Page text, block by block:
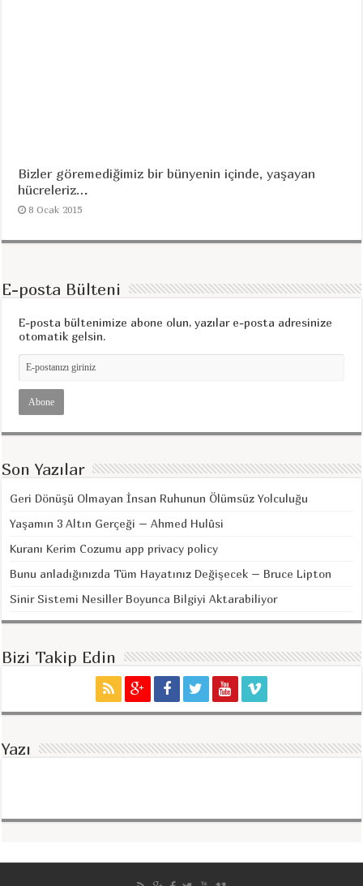
Bizler göremediğimiz bir bünyenin içinde, yaşayan
hücreleriz…
8 Ocak 2015
E-posta Bülteni
E-posta bültenimize abone olun, yazılar e-posta adresinize
otomatik gelsin.
Son Yazılar
Geri Dönüşü Olmayan İnsan Ruhunun Ölümsüz Yolculuğu
Yaşamın 3 Altın Gerçeği – Ahmed Hulûsi
Kuranı Kerim Cozumu app privacy policy
Bunu anladığınızda Tüm Hayatınız Değişecek – Bruce Lipton
Sinir Sistemi Nesiller Boyunca Bilgiyi Aktarabiliyor
Bizi Takip Edin
Yazı